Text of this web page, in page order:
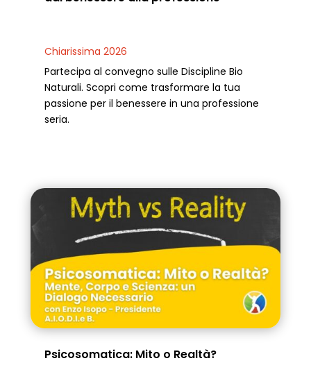
Chiarissima 2026
Partecipa al convegno sulle Discipline Bio
Naturali. Scopri come trasformare la tua
passione per il benessere in una professione
seria.
Psicosomatica: Mito o Realtà?